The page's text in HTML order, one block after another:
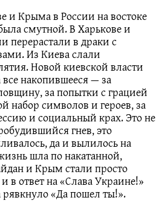
и Крыма в России на востоке
смутной. В Харькове и
перерастали в драки с
Из Киева слали
Новой киевской власти
накопившееся — за
за попытки с грацией
набор символов и героев, за
и социальный крах. Это не
гнев, это
да и вылилось на
шла по накатанной,
и Крым стали просто
в ответ на «Слава Украине!»
рявкнуло «Да пошел ты!».